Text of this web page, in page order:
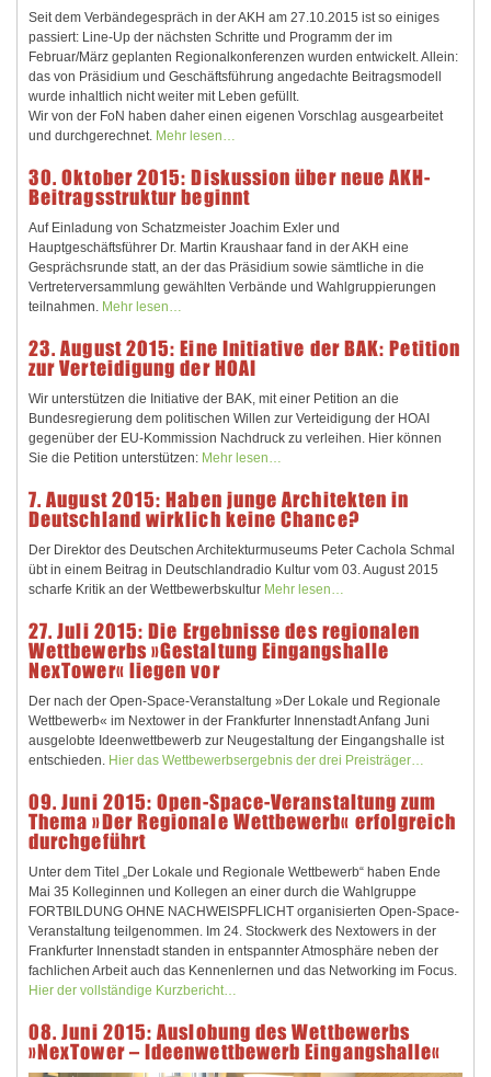
Seit dem Verbändegespräch in der AKH am 27.10.2015 ist so einiges
passiert: Line-Up der nächsten Schritte und Programm der im
Februar/März geplanten Regionalkonferenzen wurden entwickelt. Allein:
das von Präsidium und Geschäftsführung angedachte Beitragsmodell
wurde inhaltlich nicht weiter mit Leben gefüllt.
Wir von der FoN haben daher einen eigenen Vorschlag ausgearbeitet
und durchgerechnet. Mehr lesen…
30. Oktober 2015: Diskussion über neue AKH-
Beitragsstruktur beginnt
Auf Einladung von Schatzmeister Joachim Exler und
Hauptgeschäftsführer Dr. Martin Kraushaar fand in der AKH eine
Gesprächsrunde statt, an der das Präsidium sowie sämtliche in die
Vertreterversammlung gewählten Verbände und Wahlgruppierungen
teilnahmen. Mehr lesen…
23. August 2015: Eine Initiative der BAK: Petition
zur Verteidigung der HOAI
Wir unterstützen die Initiative der BAK, mit einer Petition an die
Bundesregierung dem politischen Willen zur Verteidigung der HOAI
gegenüber der EU-Kommission Nachdruck zu verleihen. Hier können
Sie die Petition unterstützen: Mehr lesen…
7. August 2015: Haben junge Architekten in
Deutschland wirklich keine Chance?
Der Direktor des Deutschen Architekturmuseums Peter Cachola Schmal
übt in einem Beitrag in Deutschlandradio Kultur vom 03. August 2015
scharfe Kritik an der Wettbewerbskultur Mehr lesen…
27. Juli 2015: Die Ergebnisse des regionalen
Wettbewerbs »Gestaltung Eingangshalle
NexTower« liegen vor
Der nach der Open-Space-Veranstaltung »Der Lokale und Regionale
Wettbewerb« im Nextower in der Frankfurter Innenstadt Anfang Juni
ausgelobte Ideenwettbewerb zur Neugestaltung der Eingangshalle ist
entschieden. Hier das Wettbewerbsergebnis der drei Preisträger…
09. Juni 2015: Open-Space-Veranstaltung zum
Thema »Der Regionale Wettbewerb« erfolgreich
durchgeführt
Unter dem Titel „Der Lokale und Regionale Wettbewerb“ haben Ende
Mai 35 Kolleginnen und Kollegen an einer durch die Wahlgruppe
FORTBILDUNG OHNE NACHWEISPFLICHT organisierten Open-Space-
Veranstaltung teilgenommen. Im 24. Stockwerk des Nextowers in der
Frankfurter Innenstadt standen in entspannter Atmosphäre neben der
fachlichen Arbeit auch das Kennenlernen und das Networking im Focus.
Hier der vollständige Kurzbericht…
08. Juni 2015: Auslobung des Wettbewerbs
»NexTower – Ideenwettbewerb Eingangshalle«